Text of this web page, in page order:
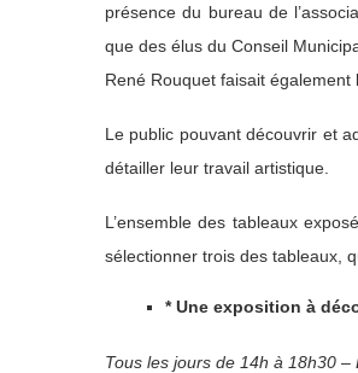
présence du bureau de
que des élus du Conseil
René Rouquet faisait également
Le public pouvant découvrir et
détailler leur travail artistique.
L’ensemble des tableaux
sélectionner trois des tableaux,
* Une exposition à
Tous les jours de 14h à 18h30